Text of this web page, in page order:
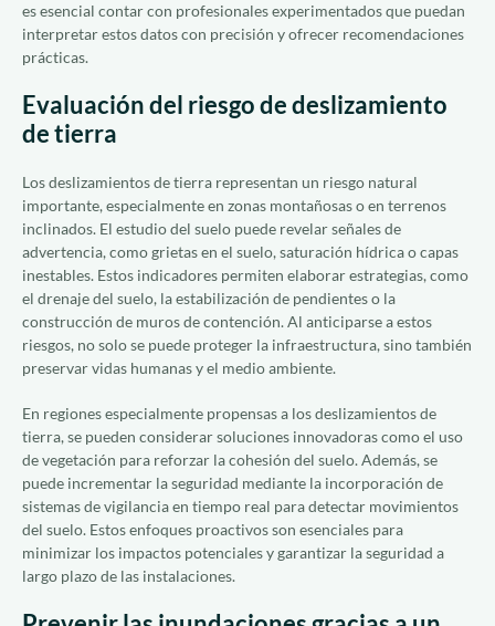
es esencial contar con profesionales experimentados que puedan
interpretar estos datos con precisión y ofrecer recomendaciones
prácticas.
Evaluación del riesgo de deslizamiento
de tierra
Los deslizamientos de tierra representan un riesgo natural
importante, especialmente en zonas montañosas o en terrenos
inclinados. El estudio del suelo puede revelar señales de
advertencia, como grietas en el suelo, saturación hídrica o capas
inestables. Estos indicadores permiten elaborar estrategias, como
el drenaje del suelo, la estabilización de pendientes o la
construcción de muros de contención. Al anticiparse a estos
riesgos, no solo se puede proteger la infraestructura, sino también
preservar vidas humanas y el medio ambiente.
En regiones especialmente propensas a los deslizamientos de
tierra, se pueden considerar soluciones innovadoras como el uso
de vegetación para reforzar la cohesión del suelo. Además, se
puede incrementar la seguridad mediante la incorporación de
sistemas de vigilancia en tiempo real para detectar movimientos
del suelo. Estos enfoques proactivos son esenciales para
minimizar los impactos potenciales y garantizar la seguridad a
largo plazo de las instalaciones.